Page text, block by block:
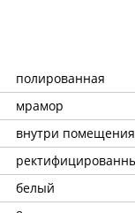
полированная
мрамор
внутри помещения
белый